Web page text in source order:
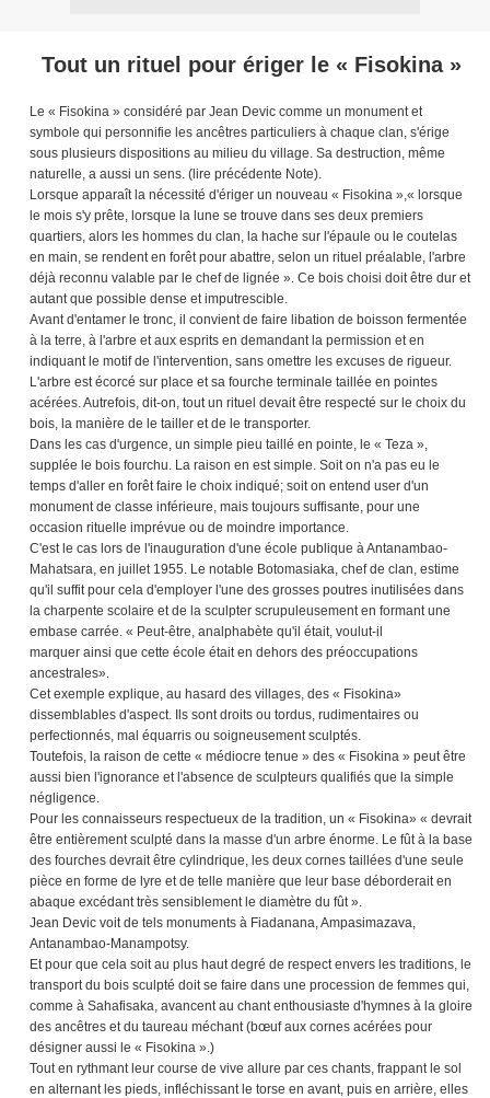
Tout un rituel pour ériger le « Fisokina »
Le « Fisokina » considéré par Jean Devic comme un monument et
symbole qui personnifie les ancêtres particuliers à chaque clan, s'érige
sous plusieurs dispositions au milieu du village. Sa destruction, même
naturelle, a aussi un sens. (lire précédente Note).
Lorsque apparaît la nécessité d'ériger un nouveau « Fisokina »,« lorsque
le mois s'y prête, lorsque la lune se trouve dans ses deux premiers
quartiers, alors les hommes du clan, la hache sur l'épaule ou le coutelas
en main, se rendent en forêt pour abattre, selon un rituel préalable, l'arbre
déjà reconnu valable par le chef de lignée ». Ce bois choisi doit être dur et
autant que possible dense et imputrescible.
Avant d'entamer le tronc, il convient de faire libation de boisson fermentée
à la terre, à l'arbre et aux esprits en demandant la permission et en
indiquant le motif de l'intervention, sans omettre les excuses de rigueur.
L'arbre est écorcé sur place et sa fourche terminale taillée en pointes
acérées. Autrefois, dit-on, tout un rituel devait être respecté sur le choix du
bois, la manière de le tailler et de le transporter.
Dans les cas d'urgence, un simple pieu taillé en pointe, le « Teza »,
supplée le bois fourchu. La raison en est simple. Soit on n'a pas eu le
temps d'aller en forêt faire le choix indiqué; soit on entend user d'un
monument de classe inférieure, mais toujours suffisante, pour une
occasion rituelle imprévue ou de moindre importance.
C'est le cas lors de l'inauguration d'une école publique à Antanambao-
Mahatsara, en juillet 1955. Le notable Botomasiaka, chef de clan, estime
qu'il suffit pour cela d'employer l'une des grosses poutres inutilisées dans
la charpente scolaire et de la sculpter scrupuleusement en formant une
embase carrée. « Peut-être, analphabète qu'il était, voulut-il
marquer ainsi que cette école était en dehors des préoccupations
ancestrales».
Cet exemple explique, au hasard des villages, des « Fiso­kina»
dissemblables d'aspect. Ils sont droits ou tordus, rudimentaires ou
perfectionnés, mal équarris ou soigneusement sculptés.
Toutefois, la raison de cette « médiocre tenue » des « Fisokina » peut être
aussi bien l'ignorance et l'absence de sculpteurs qualifiés que la simple
négligence.
Pour les connaisseurs respectueux de la tradition, un « Fiso­kina» « devrait
être entièrement sculpté dans la masse d'un arbre énorme. Le fût à la base
des fourches devrait être cylindrique, les deux cornes taillées d'une seule
pièce en forme de lyre et de telle manière que leur base déborderait en
abaque excédant très sensiblement le diamètre du fût ».
Jean Devic voit de tels monuments à Fiadanana, Ampasi­mazava,
Antanambao-Manam­potsy.
Et pour que cela soit au plus haut degré de respect envers les traditions, le
transport du bois sculpté doit se faire dans une procession de femmes qui,
comme à Sahafisaka, avancent au chant enthousiaste d'hymnes à la gloire
des ancêtres et du taureau méchant (bœuf aux cornes acérées pour
désigner aussi le « Fisokina ».)
Tout en rythmant leur course de vive allure par ces chants, frappant le sol
en alternant les pieds, infléchissant le torse en avant, puis en arrière, elles